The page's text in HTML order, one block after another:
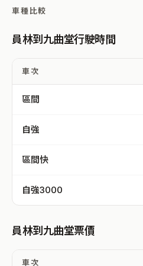
車種比較
員林到九曲堂行駛時間
車次
區間
自強
區間快
自強3000
員林到九曲堂票價
車次